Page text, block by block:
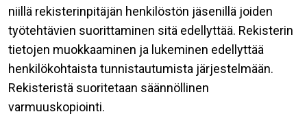
niillä rekisterinpitäjän henkilöstön jäsenillä joiden
työtehtävien suorittaminen sitä edellyttää. Rekisterin
tietojen muokkaaminen ja lukeminen edellyttää
henkilökohtaista tunnistautumista järjestelmään.
Rekisteristä suoritetaan säännöllinen
varmuuskopiointi.